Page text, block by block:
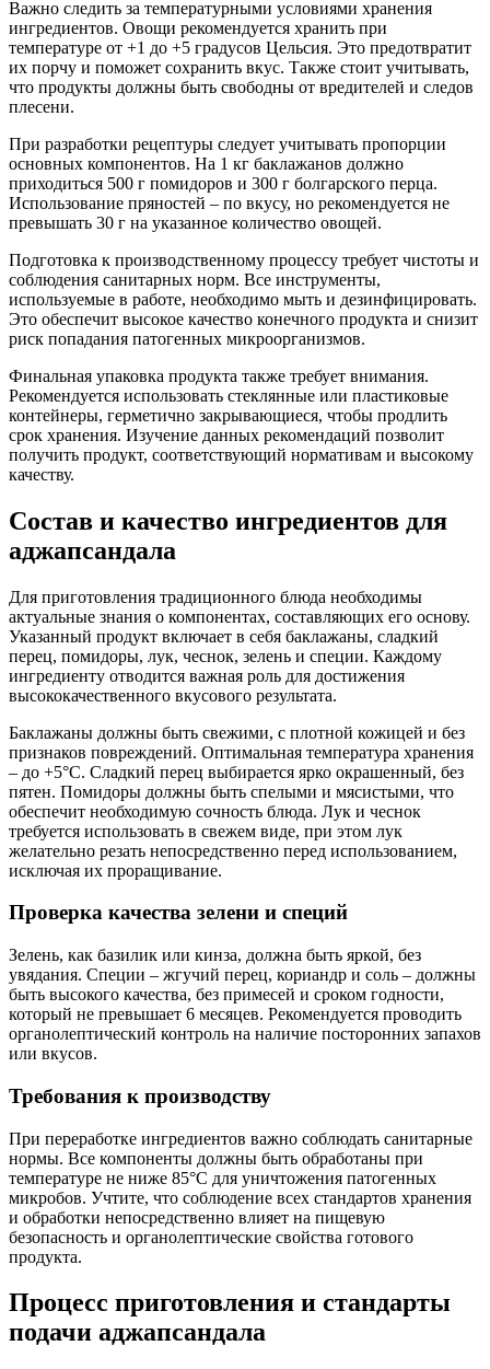
Важно следить за температурными условиями хранения
ингредиентов. Овощи рекомендуется хранить при
температуре от +1 до +5 градусов Цельсия. Это предотвратит
их порчу и поможет сохранить вкус. Также стоит учитывать,
что продукты должны быть свободны от вредителей и следов
плесени.
При разработки рецептуры следует учитывать пропорции
основных компонентов. На 1 кг баклажанов должно
приходиться 500 г помидоров и 300 г болгарского перца.
Использование пряностей – по вкусу, но рекомендуется не
превышать 30 г на указанное количество овощей.
Подготовка к производственному процессу требует чистоты и
соблюдения санитарных норм. Все инструменты,
используемые в работе, необходимо мыть и дезинфицировать.
Это обеспечит высокое качество конечного продукта и снизит
риск попадания патогенных микроорганизмов.
Финальная упаковка продукта также требует внимания.
Рекомендуется использовать стеклянные или пластиковые
контейнеры, герметично закрывающиеся, чтобы продлить
срок хранения. Изучение данных рекомендаций позволит
получить продукт, соответствующий нормативам и высокому
качеству.
Состав и качество ингредиентов для
аджапсандала
Для приготовления традиционного блюда необходимы
актуальные знания о компонентах, составляющих его основу.
Указанный продукт включает в себя баклажаны, сладкий
перец, помидоры, лук, чеснок, зелень и специи. Каждому
ингредиенту отводится важная роль для достижения
высококачественного вкусового результата.
Баклажаны должны быть свежими, с плотной кожицей и без
признаков повреждений. Оптимальная температура хранения
– до +5°C. Сладкий перец выбирается ярко окрашенный, без
пятен. Помидоры должны быть спелыми и мясистыми, что
обеспечит необходимую сочность блюда. Лук и чеснок
требуется использовать в свежем виде, при этом лук
желательно резать непосредственно перед использованием,
исключая их проращивание.
Проверка качества зелени и специй
Зелень, как базилик или кинза, должна быть яркой, без
увядания. Специи – жгучий перец, кориандр и соль – должны
быть высокого качества, без примесей и сроком годности,
который не превышает 6 месяцев. Рекомендуется проводить
органолептический контроль на наличие посторонних запахов
или вкусов.
Требования к производству
При переработке ингредиентов важно соблюдать санитарные
нормы. Все компоненты должны быть обработаны при
температуре не ниже 85°C для уничтожения патогенных
микробов. Учтите, что соблюдение всех стандартов хранения
и обработки непосредственно влияет на пищевую
безопасность и органолептические свойства готового
продукта.
Процесс приготовления и стандарты
подачи аджапсандала